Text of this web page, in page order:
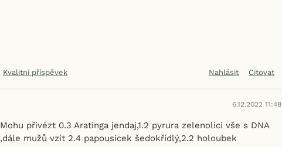
Kvalitní příspěvek Nahlásit Citovat
6.12.2022 11:48
Mohu přivézt 0.3 Aratinga jendaj,1.2 pyrura zelenolici vše s DNA
,dále mužů vzít 2.4 papousicek šedokřídlý,2.2 holoubek